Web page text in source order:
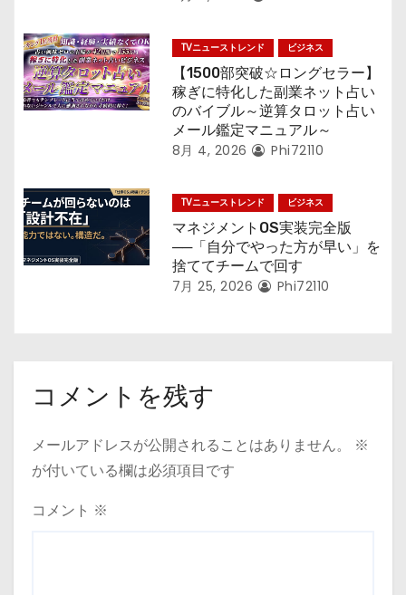
TVニューストレンド ビジネス
【1500部突破☆ロングセラー】
稼ぎに特化した副業ネット占い
のバイブル～逆算タロット占い
メール鑑定マニュアル～
8月 4, 2026 Phi72110
TVニューストレンド ビジネス
マネジメントOS実装完全版
──「自分でやった方が早い」を
捨ててチームで回す
7月 25, 2026 Phi72110
コメントを残す
メールアドレスが公開されることはありません。
※
が付いている欄は必須項目です
コメント ※